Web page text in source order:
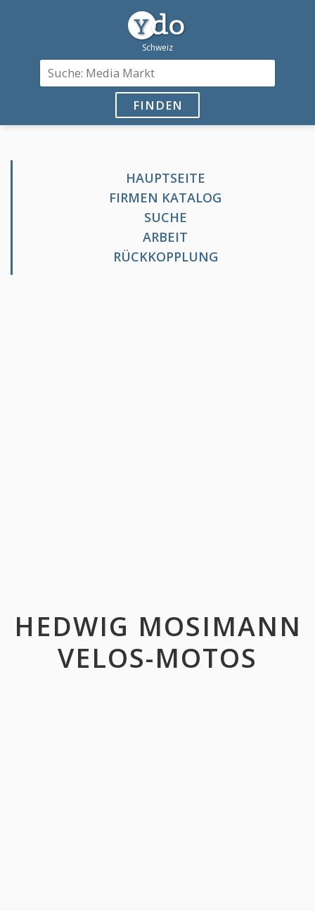
FINDEN
HAUPTSEITE
FIRMEN KATALOG
SUCHE
ARBEIT
RÜCKKOPPLUNG
HEDWIG MOSIMANN
VELOS-MOTOS